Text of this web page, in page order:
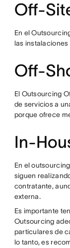
Off-
En el
las
Off-
El Outsourcing
de servicios a
porque ofrece
In-
En el outsourcing
siguen
contratante,
externa.
Es importante
Outsourcing
particulares de
lo tanto, es